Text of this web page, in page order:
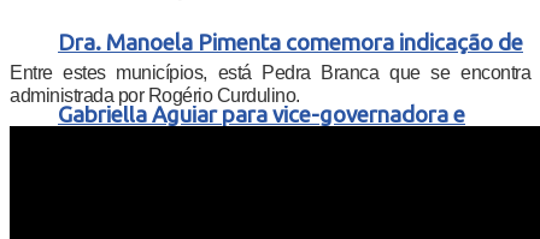
Dra. Manoela Pimenta comemora indicação de
Gabriella Aguiar para vice-governadora e
Entre estes municípios, está Pedra Branca que se encontra
administrada por Rogério Curdulino.